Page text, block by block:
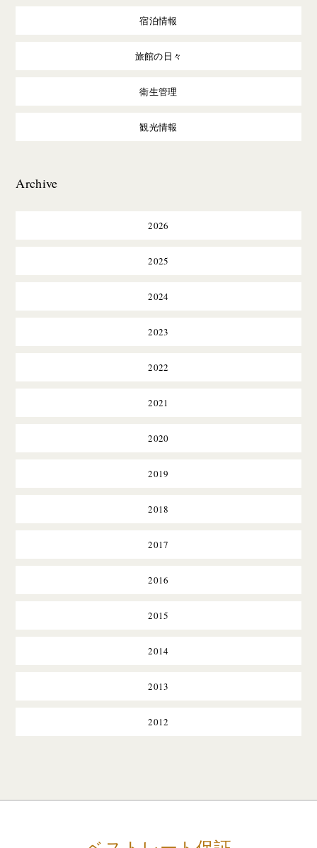
宿泊情報
旅館の日々
衛生管理
観光情報
Archive
2026
2025
2024
2023
2022
2021
2020
2019
2018
2017
2016
2015
2014
2013
2012